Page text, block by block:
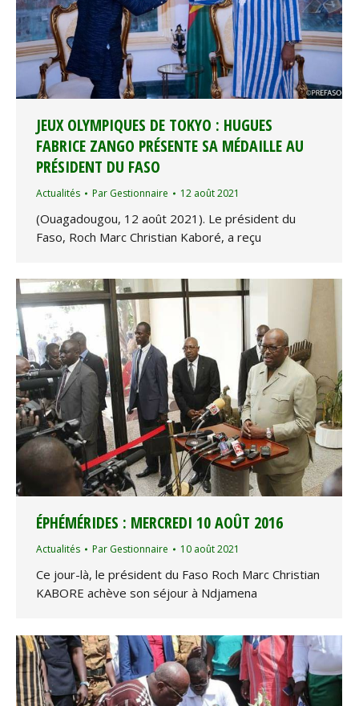
JEUX OLYMPIQUES DE TOKYO : HUGUES
FABRICE ZANGO PRÉSENTE SA MÉDAILLE AU
PRÉSIDENT DU FASO
Actualités Par Gestionnaire 12 août 2021
(Ouagadougou, 12 août 2021). Le président du
Faso, Roch Marc Christian Kaboré, a reçu
ÉPHÉMÉRIDES : MERCREDI 10 AOÛT 2016
Actualités Par Gestionnaire 10 août 2021
Ce jour-là, le président du Faso Roch Marc Christian
KABORE achève son séjour à Ndjamena